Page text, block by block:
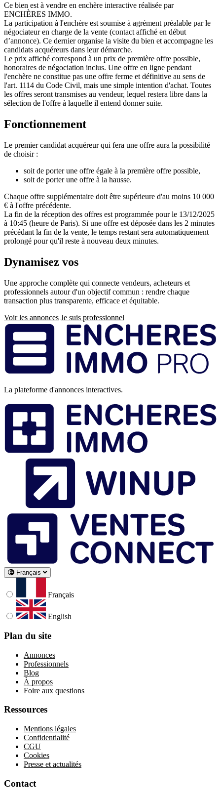
Ce bien est à vendre en enchère interactive réalisée par
ENCHÈRES IMMO.
La participation à l'enchère est soumise à agrément préalable par le
négociateur en charge de la vente (contact affiché en début
d’annonce). Ce dernier organise la visite du bien et accompagne les
candidats acquéreurs dans leur démarche.
Le prix affiché correspond à un prix de première offre possible,
honoraires de négociation inclus. Une offre en ligne pendant
l'enchère ne constitue pas une offre ferme et définitive au sens de
l'art. 1114 du Code Civil, mais une simple intention d'achat. Toutes
les offres seront transmises au vendeur, lequel restera libre dans la
sélection de l'offre à laquelle il entend donner suite.
Fonctionnement
Le premier candidat acquéreur qui fera une offre aura la possibilité
de choisir :
soit de porter une offre égale à la première offre possible,
soit de porter une offre à la hausse.
Chaque offre supplémentaire doit être supérieure d'au moins 10 000
€ à l'offre précédente.
La fin de la réception des offres est programmée pour le 13/12/2025
à 10:45 (heure de Paris). Si une offre est déposée dans les 2 minutes
précédant la fin de la vente, le temps restant sera automatiquement
prolongé pour qu'il reste à nouveau deux minutes.
Dynamisez vos
Une approche complète qui connecte vendeurs, acheteurs et
professionnels autour d'un objectif commun : rendre chaque
transaction plus transparente, efficace et équitable.
Voir les annonces Je suis professionnel
Pied
de
page
La plateforme d'annonces interactives.
Français
Français
English
Plan du site
Annonces
Professionnels
Blog
À propos
Foire aux questions
Ressources
Mentions légales
Confidentialité
CGU
Cookies
Presse et actualités
Contact